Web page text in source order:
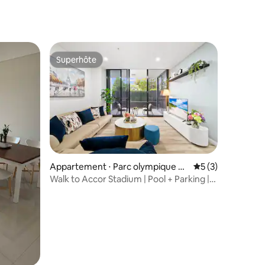
: 5 sur 5
Superhôte
Superhôte
Appartement ⋅ Parc olympique de
Sydney
Évaluation
5 (3)
Walk to Accor Stadium | Pool + Parking |